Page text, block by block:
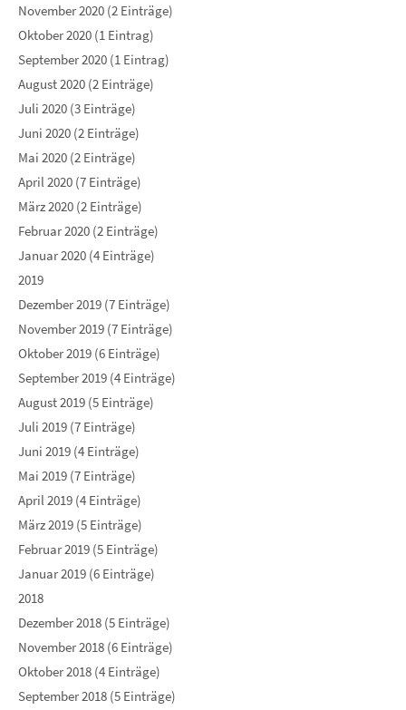
November 2020 (2 Einträge)
Oktober 2020 (1 Eintrag)
September 2020 (1 Eintrag)
August 2020 (2 Einträge)
Juli 2020 (3 Einträge)
Juni 2020 (2 Einträge)
Mai 2020 (2 Einträge)
April 2020 (7 Einträge)
März 2020 (2 Einträge)
Februar 2020 (2 Einträge)
Januar 2020 (4 Einträge)
2019
Dezember 2019 (7 Einträge)
November 2019 (7 Einträge)
Oktober 2019 (6 Einträge)
September 2019 (4 Einträge)
August 2019 (5 Einträge)
Juli 2019 (7 Einträge)
Juni 2019 (4 Einträge)
Mai 2019 (7 Einträge)
April 2019 (4 Einträge)
März 2019 (5 Einträge)
Februar 2019 (5 Einträge)
Januar 2019 (6 Einträge)
2018
Dezember 2018 (5 Einträge)
November 2018 (6 Einträge)
Oktober 2018 (4 Einträge)
September 2018 (5 Einträge)